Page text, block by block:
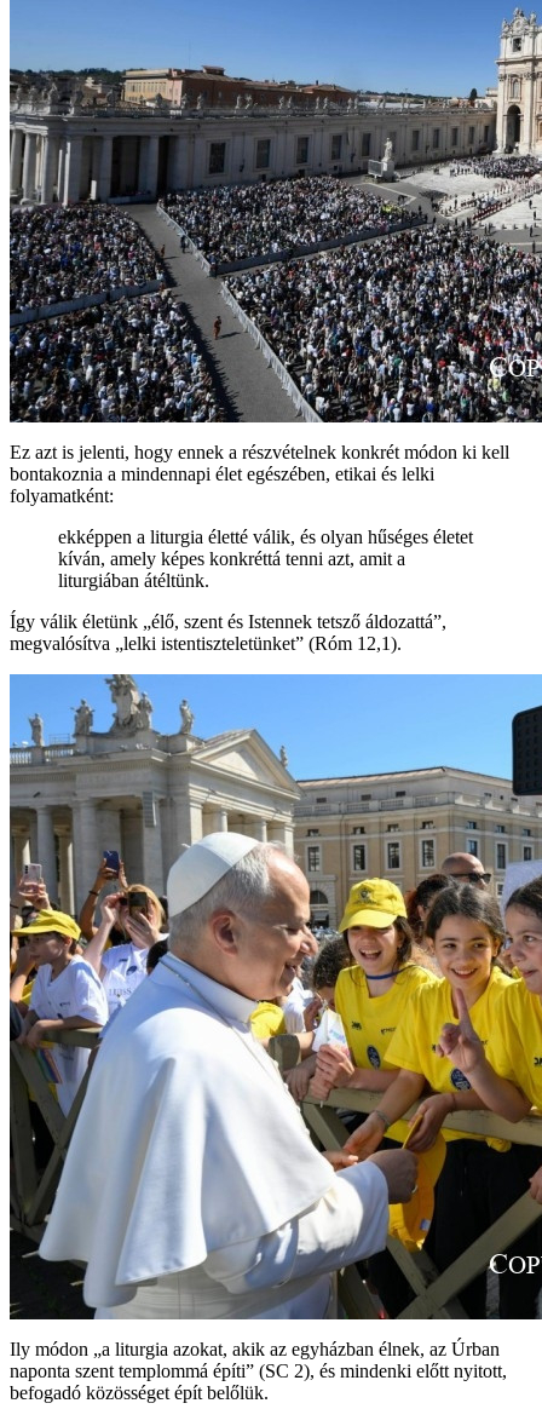
Ez azt is jelenti, hogy ennek a részvételnek konkrét módon ki kell
bontakoznia a mindennapi élet egészében, etikai és lelki
folyamatként:
ekképpen a liturgia életté válik, és olyan hűséges életet
kíván, amely képes konkréttá tenni azt, amit a
liturgiában átéltünk.
Így válik életünk „élő, szent és Istennek tetsző áldozattá”,
megvalósítva „lelki istentiszteletünket” (Róm 12,1).
Ily módon „a liturgia azokat, akik az egyházban élnek, az Úrban
naponta szent templommá építi” (SC 2), és mindenki előtt nyitott,
befogadó közösséget épít belőlük.